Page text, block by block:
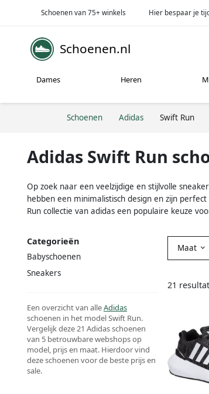
Schoenen van 75+ winkels Hier bespaar je
Schoenen.nl
Dames Heren
Schoenen Adidas Swift Run
Adidas Swift Run
Op zoek naar een veelzijdige en stijlvolle
hebben een minimalistisch design en zijn
Run collectie van adidas een populaire keuze
Categorieën
Babyschoenen
Sneakers
Een overzicht van alleAdidas
schoenen in het model Swift Run.
Vergelijk deze 21 Adidas schoenen
van 5 betrouwbare webshops op
model, prijs en maat. Hierdoor vind
deze schoenen voor de beste prijs en
sale.
Maat
21